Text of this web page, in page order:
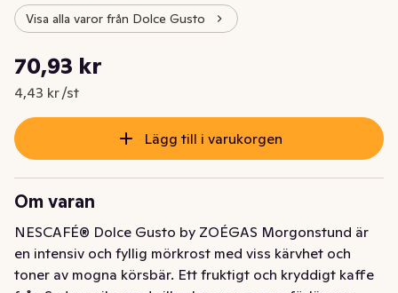
Visa alla varor från Dolce Gusto
Nuvarande pris är: 70,93 kr
70,93 kr
4,43 kr /st
Styckpris: 4,43 kr /st
Lägg till i varukorgen
Om varan
NESCAFÉ® Dolce Gusto by ZOÉGAS Morgonstund är
en intensiv och fyllig mörkrost med viss kärvhet och
toner av mogna körsbär. Ett fruktigt och kryddigt kaffe